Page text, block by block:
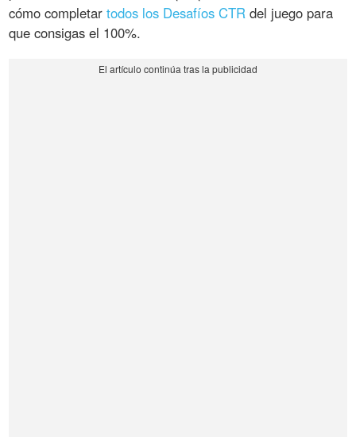
cómo completartodos los Desafíos CTR del juego para
que consigas el 100%.